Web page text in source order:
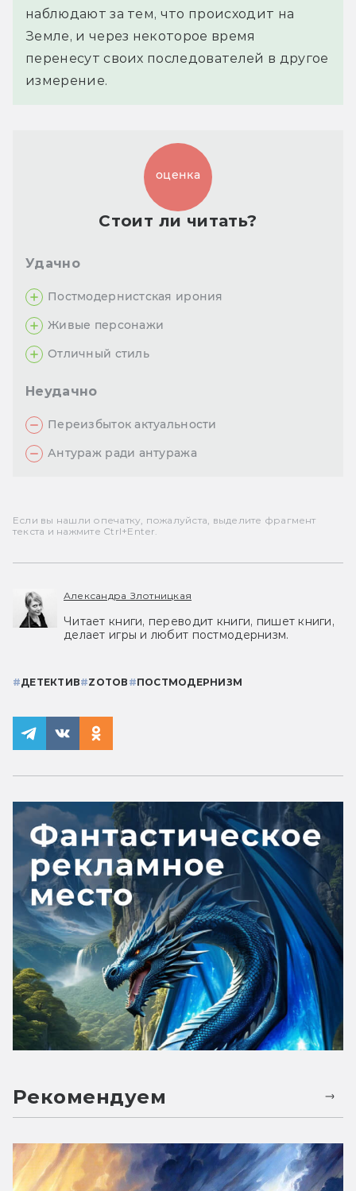
наблюдают за тем, что происходит на
Земле, и через некоторое время
перенесут своих последователей в другое
измерение.
Стоит ли читать?
оценка
Удачно
Постмодернистская ирония
Живые персонажи
Отличный стиль
Неудачно
Переизбыток актуальности
Антураж ради антуража
Если вы нашли опечатку, пожалуйста, выделите фрагмент
текста и нажмите Ctrl+Enter.
Александра Злотницкая
Читает книги, переводит книги, пишет книги,
делает игры и любит постмодернизм.
#ДЕТЕКТИВ#ZОТОВ #ПОСТМОДЕРНИЗМ
Рекомендуем